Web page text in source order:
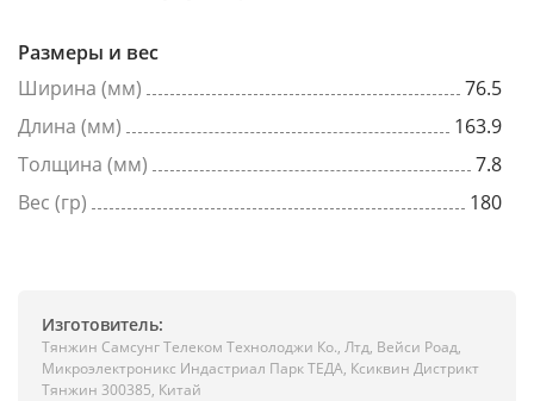
Размеры и вес
Ширина (мм)
76.5
Длина (мм)
163.9
Толщина (мм)
7.8
Вес (гр)
180
Изготовитель:
Тянжин Самсунг Телеком Технолоджи Ко., Лтд, Вейси Роад,
Микроэлектроникс Индастриал Парк ТЕДА, Ксиквин Дистрикт
Тянжин 300385, Китай